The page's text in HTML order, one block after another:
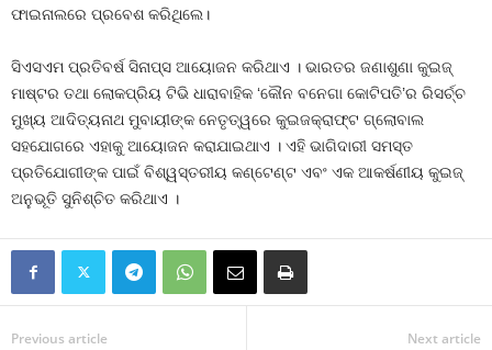
ଫାଇନାଲରେ ପ୍ରବେଶ କରିଥିଲେ।
ସିଏସଏମ ପ୍ରତିବର୍ଷ ସିନାପ୍ସ ଆୟୋଜନ କରିଥାଏ । ଭାରତର ଜଣାଶୁଣା କୁଇଜ୍
ମାଷ୍ଟର ତଥା ଲୋକପ୍ରିୟ ଟିଭି ଧାରାବାହିକ ‘କୌନ ବନେଗା କୋଟିପତି’ର ରିସର୍ଚ୍ଚ
ମୁଖ୍ୟ ଆଦିତ୍ୟନାଥ ମୁବାୟୀଙ୍କ ନେତୃତ୍ୱରେ କୁଇଜକ୍ରାଫ୍ଟ ଗ୍ଲୋବାଲ
ସହଯୋଗରେ ଏହାକୁ ଆୟୋଜନ କରାଯାଇଥାଏ । ଏହି ଭାଗିଦାରୀ ସମସ୍ତ
ପ୍ରତିଯୋଗୀଙ୍କ ପାଇଁ ବିଶ୍ୱସ୍ତରୀୟ କଣ୍ଟେଣ୍ଟ ଏବଂ ଏକ ଆକର୍ଷଣୀୟ କୁଇଜ୍
ଅନୁଭୂତି ସୁନିଶ୍ଚିତ କରିଥାଏ ।
Previous article Next article